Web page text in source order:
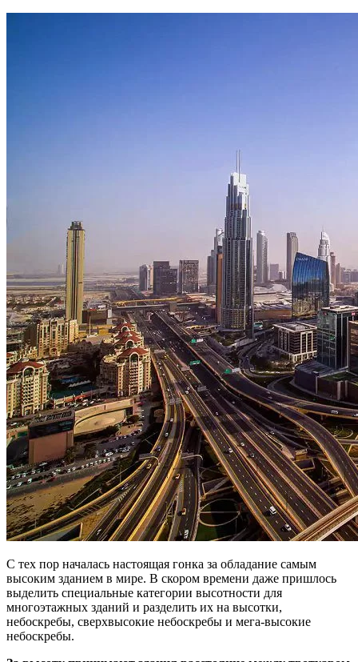
С тех пор началась настоящая гонка за обладание самым
высоким зданием в мире. В скором времени даже пришлось
выделить специальные категории высотности для
многоэтажных зданий и разделить их на высотки,
небоскребы, сверхвысокие небоскребы и мега-высокие
небоскребы.